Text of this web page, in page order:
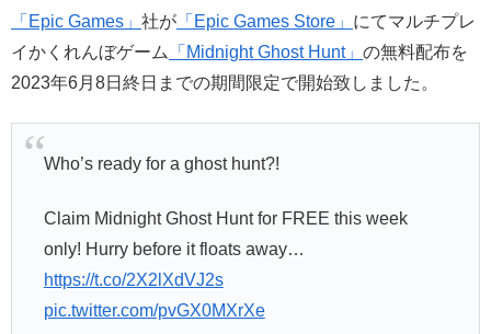
「Epic Games」 社が 「Epic Games Store」 にてマルチプレ
イかくれんぼゲーム
「Midnight Ghost Hunt」 の無料配布を
2023年6月8日終日までの期間限定で開始致しました。
Who’s ready for a ghost hunt?!
Claim Midnight Ghost Hunt for FREE this week
only! Hurry before it floats away…
https://t.co/2X2lXdVJ2s
pic.twitter.com/pvGX0MXrXe